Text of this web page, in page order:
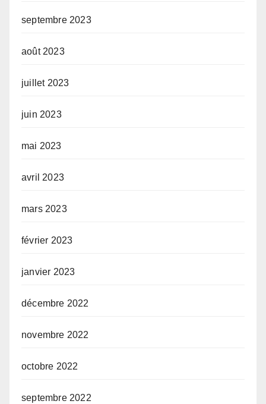
septembre 2023
août 2023
juillet 2023
juin 2023
mai 2023
avril 2023
mars 2023
février 2023
janvier 2023
décembre 2022
novembre 2022
octobre 2022
septembre 2022